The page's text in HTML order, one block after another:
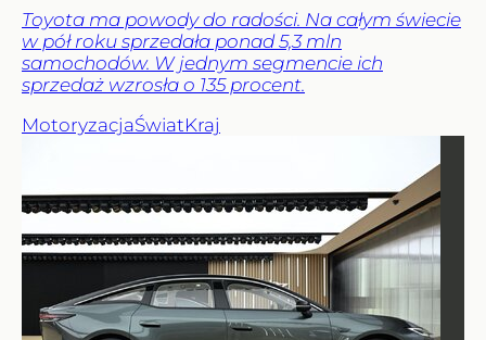
Toyota ma powody do radości. Na całym świecie
w pół roku sprzedała ponad 5,3 mln
samochodów. W jednym segmencie ich
sprzedaż wzrosła o 135 procent.
MotoryzacjaŚwiatKraj